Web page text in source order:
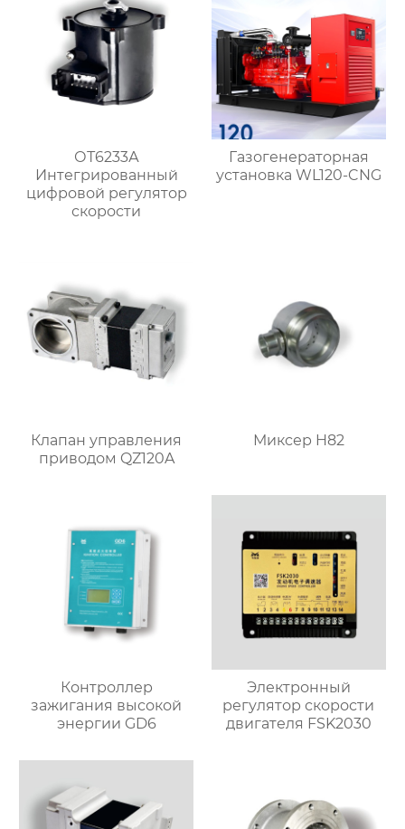
ОТ6233А
Интегрированный
цифровой регулятор
скорости
Газогенераторная
установка WL120-CNG
Клапан управления
приводом QZ120A
Миксер H82
Контроллер
зажигания высокой
энергии GD6
Электронный
регулятор скорости
двигателя FSK2030